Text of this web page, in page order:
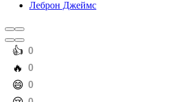
Леброн Джеймс
️👍 0
️🔥 0
️😄 0